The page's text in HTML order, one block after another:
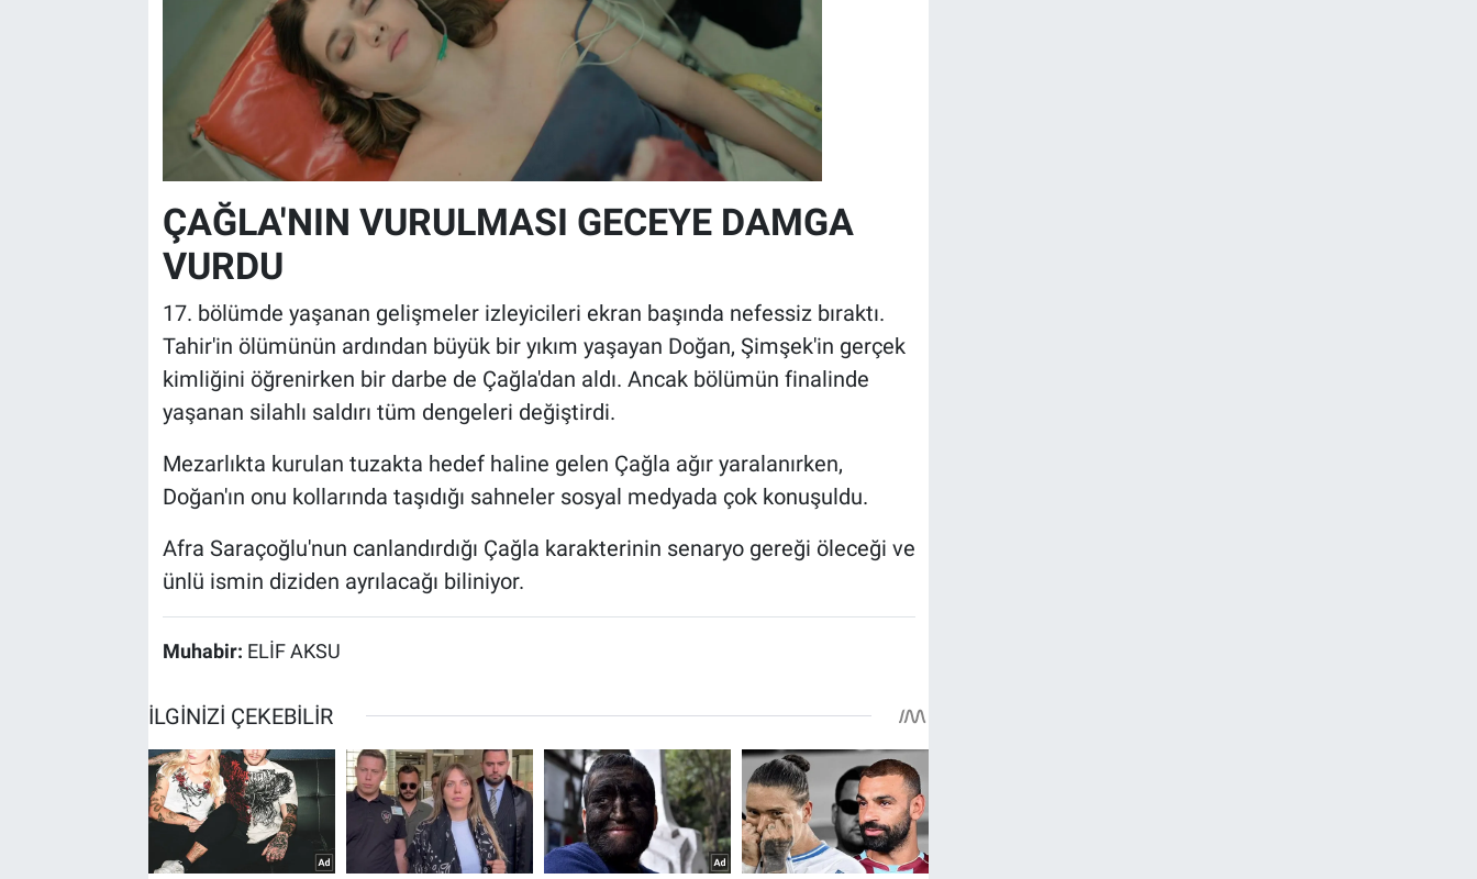
ÇAĞLA'NIN VURULMASI GECEYE DAMGA
VURDU
17. bölümde yaşanan gelişmeler izleyicileri ekran başında nefessiz bıraktı.
Tahir'in ölümünün ardından büyük bir yıkım yaşayan Doğan, Şimşek'in gerçek
kimliğini öğrenirken bir darbe de Çağla'dan aldı. Ancak bölümün finalinde
yaşanan silahlı saldırı tüm dengeleri değiştirdi.
Mezarlıkta kurulan tuzakta hedef haline gelen Çağla ağır yaralanırken,
Doğan'ın onu kollarında taşıdığı sahneler sosyal medyada çok konuşuldu.
Afra Saraçoğlu'nun canlandırdığı Çağla karakterinin senaryo gereği öleceği ve
ünlü ismin diziden ayrılacağı biliniyor.
Muhabir: ELİF AKSU